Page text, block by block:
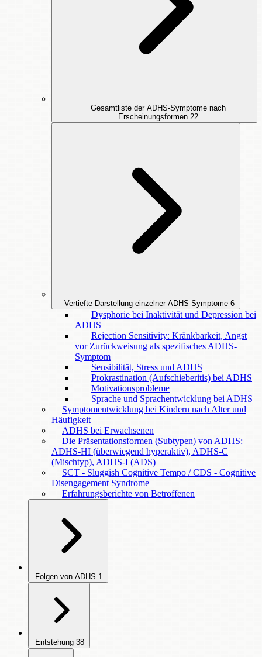
Gesamtliste der ADHS-Symptome nach
Erscheinungsformen 22
Vertiefte Darstellung einzelner ADHS Symptome 6
Dysphorie bei Inaktivität und Depression bei
ADHS
Rejection Sensitivity: Kränkbarkeit, Angst
vor Zurückweisung als spezifisches ADHS-
Symptom
Sensibilität, Stress und ADHS
Prokrastination (Aufschieberitis) bei ADHS
Motivationsprobleme
Sprache und Sprachentwicklung bei ADHS
Symptomentwicklung bei Kindern nach Alter und
Häufigkeit
ADHS bei Erwachsenen
Die Präsentationsformen (Subtypen) von ADHS:
ADHS-HI (überwiegend hyperaktiv), ADHS-C
(Mischtyp), ADHS-I (ADS)
SCT - Sluggish Cognitive Tempo / CDS - Cognitive
Disengagement Syndrome
Erfahrungsberichte von Betroffenen
Folgen von ADHS 1
Entstehung 38